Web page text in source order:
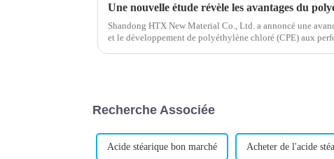
Une nouvelle étude révèle les avantages du
Shandong HTX New Material Co., Ltd. a annoncé une
et le développement de polyéthylène chloré (CPE) aux
Recherche Associée
Acide stéarique bon marché Acheter de l'acide